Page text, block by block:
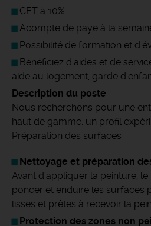
CET à 10%
Acompte de paye à la
Possibilité de formation et
Bénéficiez d'aides et de
aide au logement, garde
Description du poste
Nous recherchons pour une
haut de gamme, un profil
Préparation des surfaces
Nettoyage et préparation
Avant d'appliquer la peinture,
poncer et enduire les surfaces
lisses et prêtes à recevoir la
Protection des zones non